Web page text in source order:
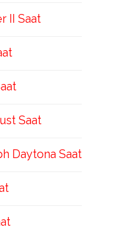
II Saat
Saat
Daytona Saat